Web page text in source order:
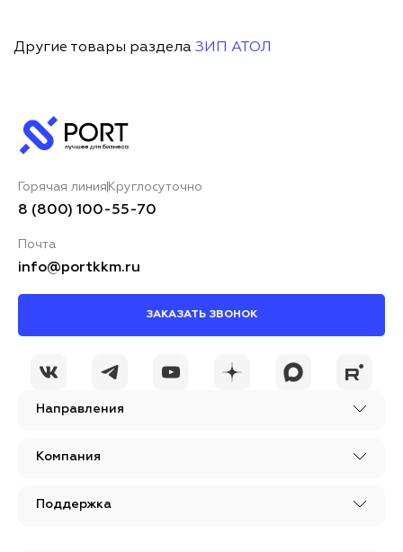
Другие товары раздела ЗИП АТОЛ
Направления
Компания
Поддержка
Горячая линия Круглосуточно
8 (800) 100-55-70
Почта
info@portkkm.ru
ЗАКАЗАТЬ ЗВОНОК